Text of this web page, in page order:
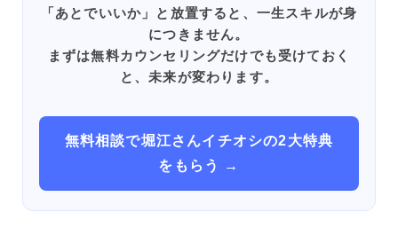
「あとでいいか」と放置すると、一生スキルが身
につきません。
まずは無料カウンセリングだけでも受けておく
と、未来が変わります。
無料相談で堀江さんイチオシの2大特典
をもらう →